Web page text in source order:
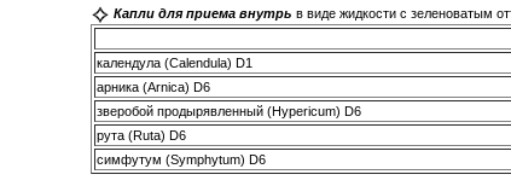
Капли для приема внутрь в виде жидкости с зеленоватым
календула (Calendula) D1
арника (Arnica) D6
зверобой продырявленный (Hypericum) D6
рута (Ruta) D6
симфутум (Symphytum) D6